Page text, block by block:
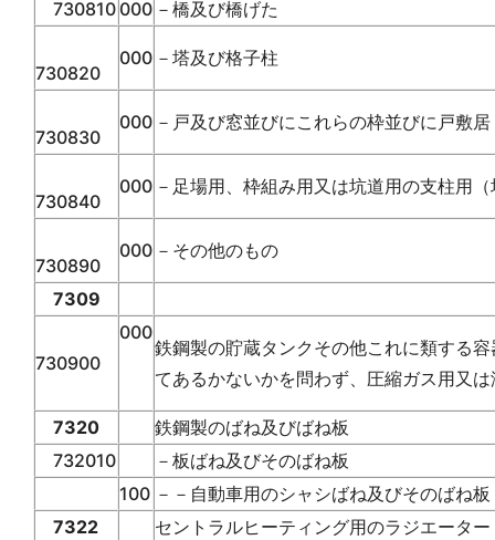
730810 000 －橋及び橋げた
730820
000 －塔及び格子柱
730830
000 －戸及び窓並びにこれらの枠並びに戸敷居
730840
000 －足場用、枠組み用又は坑道用の支柱用
730890
000 －その他のもの
7309
730900
000
鉄鋼製の貯蔵タンクその他これに類する
てあるかないかを問わず、圧縮ガス用又
7320
鉄鋼製のばね及びばね板
732010
－板ばね及びそのばね板
100 －－自動車用のシャシばね及びそのばね
7322
セントラルヒーティング用のラジエータ